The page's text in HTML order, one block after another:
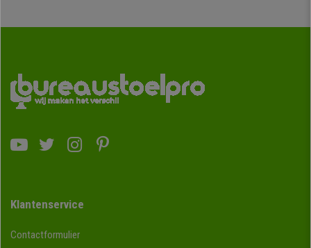
Klantenservice
Contactformulier